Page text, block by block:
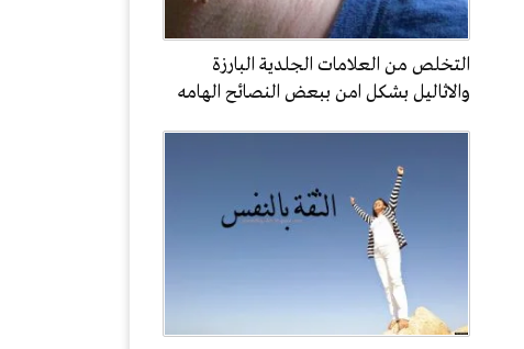
التخلص من العلامات الجلدية البارزة
والاثاليل بشكل امن ببعض النصائح الهامه